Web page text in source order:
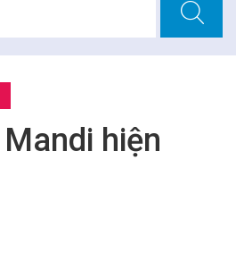
ĐĂNG NHẬP
hiện